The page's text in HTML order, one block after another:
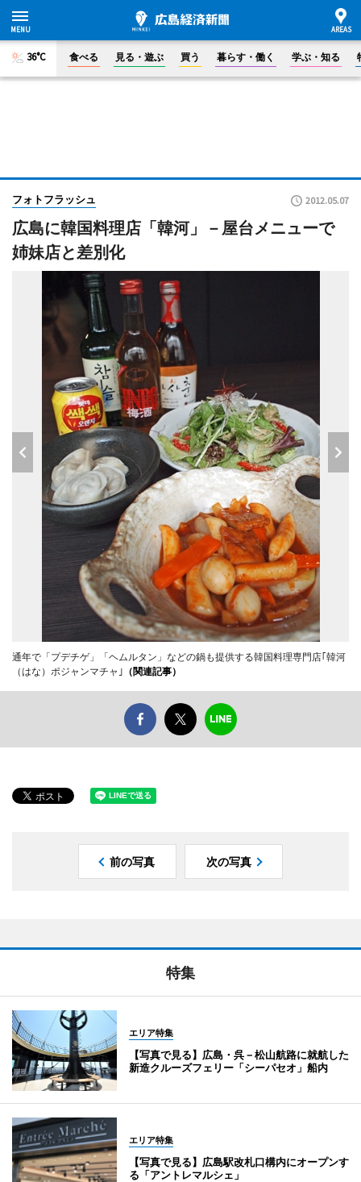
36°C 食べる 見る・遊ぶ 買う 暮らす・働く 学ぶ・知る
フォトフラッシュ 2012.05.07
広島に韓国料理店「韓河」－屋台メニューで
姉妹店と差別化
通年で「プデチゲ」「ヘムルタン」などの鍋も提供する韓国料理専門店｢韓河
（はな）ポジャンマチャ｣ （関連記事）
前の写真 次の写真
特集
エリア特集
【写真で見る】広島・呉－松山航路に就航した
新造クルーズフェリー「シーパセオ」船内
エリア特集
【写真で見る】広島駅改札口構内にオープンす
る「アントレマルシェ」